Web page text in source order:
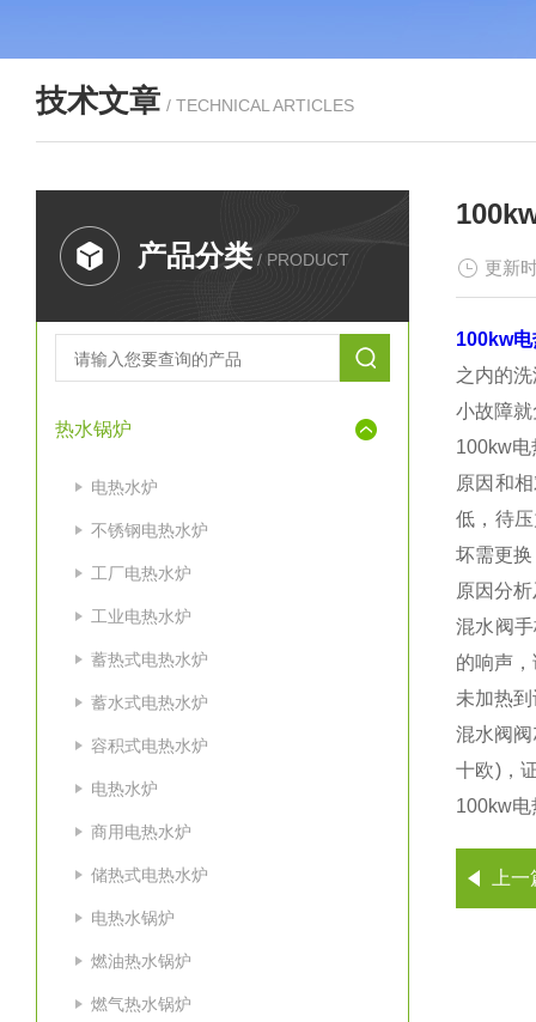
技术文章 / TECHNICAL ARTICLES
产品分类 / PRODUCT
热水锅炉
电热水炉
不锈钢电热水炉
工厂电热水炉
工业电热水炉
蓄热式电热水炉
蓄水式电热水炉
容积式电热水炉
电热水炉
商用电热水炉
储热式电热水炉
电热水锅炉
燃油热水锅炉
燃气热水锅炉
更新
100kw
之内的
小故障
100kw
原因和
低，待
坏需更
原因分
混水阀
的响声
未加热
混水阀
十欧)，
100kw
上